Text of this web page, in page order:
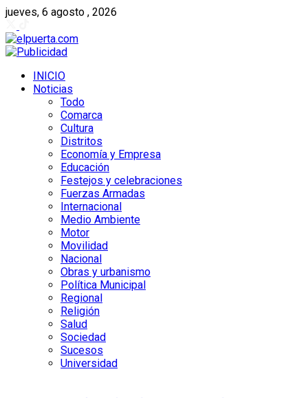
jueves, 6 agosto , 2026
INICIO
Noticias
Todo
Comarca
Cultura
Distritos
Economía y Empresa
Educación
Festejos y celebraciones
Fuerzas Armadas
Internacional
Medio Ambiente
Motor
Movilidad
Nacional
Obras y urbanismo
Política Municipal
Regional
Religión
Salud
Sociedad
Sucesos
Universidad